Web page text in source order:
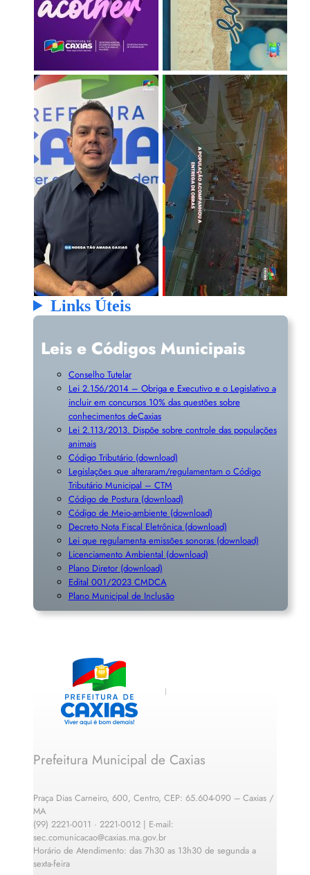
Links Úteis
Leis e Códigos Municipais
Conselho Tutelar
Lei 2.156/2014 – Obriga e Executivo e o Legislativo a
incluir em concursos 10% das questões sobre
conhecimentos deCaxias
Lei 2.113/2013. Dispõe sobre controle das populações
animais
Código Tributário (download)
Legislações que alteraram/regulamentam o Código
Tributário Municipal – CTM
Código de Postura (download)
Código de Meio-ambiente (download)
Decreto Nota Fiscal Eletrônica (download)
Lei que regulamenta emissões sonoras (download)
Licenciamento Ambiental (download)
Plano Diretor (download)
Edital 001/2023 CMDCA
Plano Municipal de Inclusão
Prefeitura Municipal de Caxias
Praça Dias Carneiro, 600, Centro, CEP: 65.604-090 – Caxias /
MA
(99) 2221-0011 · 2221-0012 | E-mail:
sec.comunicacao@caxias.ma.gov.br
Horário de Atendimento: das 7h30 as 13h30 de segunda a
sexta-feira